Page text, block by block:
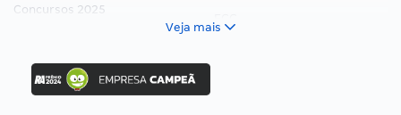
Concursos 2025
Concurso Ibama
Concurso MPU
Veja mais